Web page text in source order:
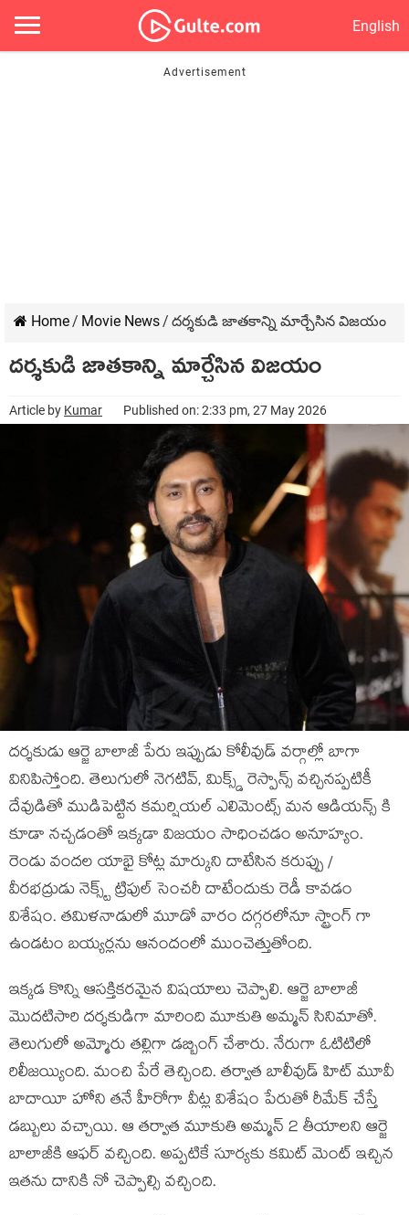
English
Home/ Movie News/ దర్శకుడి జాతకాన్ని మార్చేసిన విజయం
దర్శకుడి జాతకాన్ని మార్చేసిన విజయం
Article by Kumar Published on: 2:33 pm, 27 May 2026
దర్శకుడు ఆర్జె బాలాజీ పేరు ఇప్పుడు కోలీవుడ్ వర్గాల్లో బాగా
వినిపిస్తోంది. తెలుగులో నెగటివ్, మిక్స్డ్ రెస్పాన్స్ వచ్చినప్పటికీ
దేవుడితో ముడిపెట్టిన కమర్షియల్ ఎలిమెంట్స్ మన ఆడియన్స్ కి
కూడా నచ్చడంతో ఇక్కడా విజయం సాధించడం అనూహ్యం.
రెండు వందల యాభై కోట్ల మార్కుని దాటేసిన కరుప్పు /
వీరభద్రుడు నెక్స్ట్ ట్రిపుల్ సెంచరీ దాటేందుకు రెడీ కావడం
విశేషం. తమిళనాడులో మూడో వారం దగ్గరలోనూ స్ట్రాంగ్ గా
ఉండటం బయ్యర్లను ఆనందంలో ముంచెత్తుతోంది.
ఇక్కడ కొన్ని ఆసక్తికరమైన విషయాలు చెప్పాలి. ఆర్జె బాలాజీ
మొదటిసారి దర్శకుడిగా మారింది మూకుతి అమ్మన్ సినిమాతో.
తెలుగులో అమ్మోరు తల్లిగా డబ్బింగ్ చేశారు. నేరుగా ఓటిటిలో
రిలీజయ్యింది. మంచి పేరే తెచ్చింది. తర్వాత బాలీవుడ్ హిట్ మూవీ
బాదాయీ హోని తనే హీరోగా వీట్ల విశేషం పేరుతో రీమేక్ చేస్తే
డబ్బులు వచ్చాయి. ఆ తర్వాత మూకుతి అమ్మన్ 2 తీయాలని ఆర్జె
బాలాజీకి ఆఫర్ వచ్చింది. అప్పటికే సూర్యకు కమిట్ మెంట్ ఇచ్చిన
ఇతను దానికి నో చెప్పాల్సి వచ్చింది.